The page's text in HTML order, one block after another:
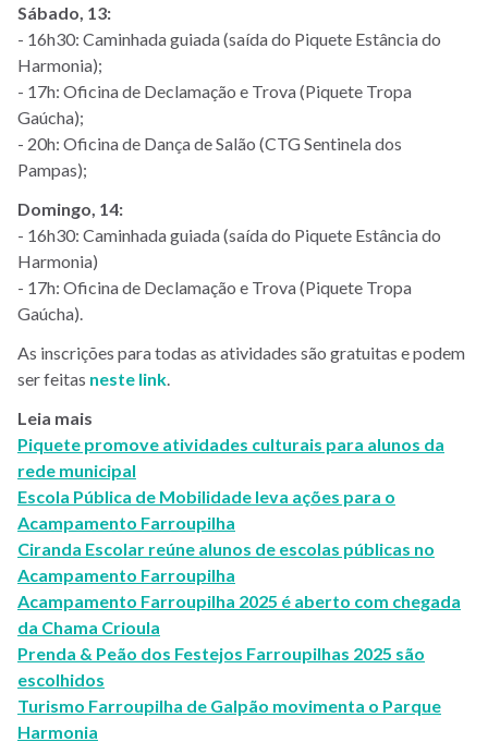
Sábado, 13:
- 16h30: Caminhada guiada (saída do Piquete Estância do
Harmonia);
- 17h: Oficina de Declamação e Trova (Piquete Tropa
Gaúcha);
- 20h: Oficina de Dança de Salão (CTG Sentinela dos
Pampas);
Domingo, 14:
- 16h30: Caminhada guiada (saída do Piquete Estância do
Harmonia)
- 17h: Oficina de Declamação e Trova (Piquete Tropa
Gaúcha).
As inscrições para todas as atividades são gratuitas e podem
ser feitas neste link
Leia mais
Piquete promove atividades culturais para alunos da
rede municipal
Escola Pública de Mobilidade leva ações para o
Acampamento Farroupilha
Ciranda Escolar reúne alunos de escolas públicas no
Acampamento Farroupilha
Acampamento Farroupilha 2025 é aberto com chegada
da Chama Crioula
Prenda & Peão dos Festejos Farroupilhas 2025 são
escolhidos
Turismo Farroupilha de Galpão movimenta o Parque
Harmonia